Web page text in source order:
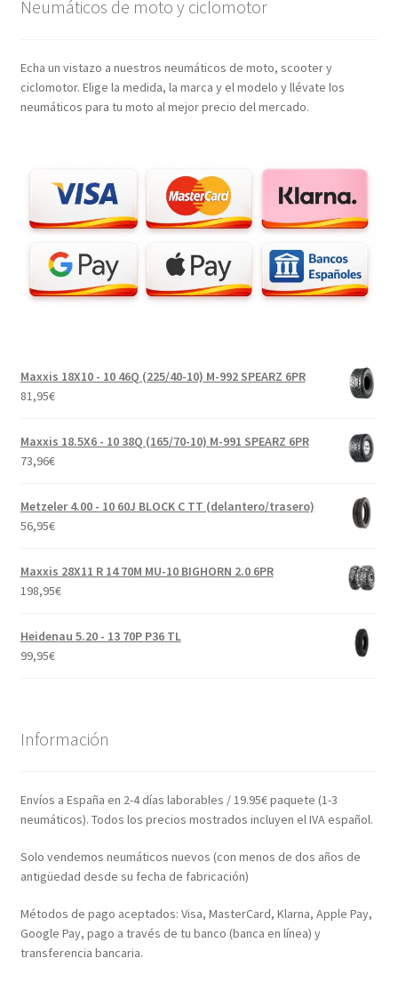
Neumáticos de moto y ciclomotor
Echa un vistazo a nuestros neumáticos de moto, scooter y
ciclomotor. Elige la medida, la marca y el modelo y llévate los
neumáticos para tu moto al mejor precio del mercado.
Maxxis 18X10 - 10 46Q (225/40-10) M-992 SPEARZ 6PR
81,95€
Maxxis 18.5X6 - 10 38Q (165/70-10) M-991 SPEARZ 6PR
73,96€
Metzeler 4.00 - 10 60J BLOCK C TT (delantero/trasero)
56,95€
Maxxis 28X11 R 14 70M MU-10 BIGHORN 2.0 6PR
198,95€
Heidenau 5.20 - 13 70P P36 TL
99,95€
Información
Envíos a España en 2-4 días laborables / 19.95€ paquete (1-3
neumáticos). Todos los precios mostrados incluyen el IVA español.
Solo vendemos neumáticos nuevos (con menos de dos años de
antigüedad desde su fecha de fabricación)
Métodos de pago aceptados: Visa, MasterCard, Klarna, Apple Pay,
Google Pay, pago a través de tu banco (banca en línea) y
transferencia bancaria.